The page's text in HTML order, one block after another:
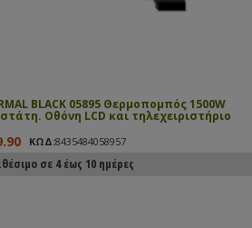
BLACK 05895 Θερμοπομπός 1500W
Οθόνη LCD και τηλεχειριστήριο
ΚΩΔ:8435484058957
σε 4 έως 10 ημέρες